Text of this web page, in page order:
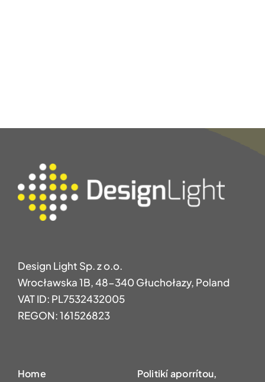
Design Light Sp. z o.o.
Wrocławska 1B, 48-340 Głuchołazy, Poland
VAT ID: PL7532432005
REGON: 161526823
Home
Politikí aporrítou,